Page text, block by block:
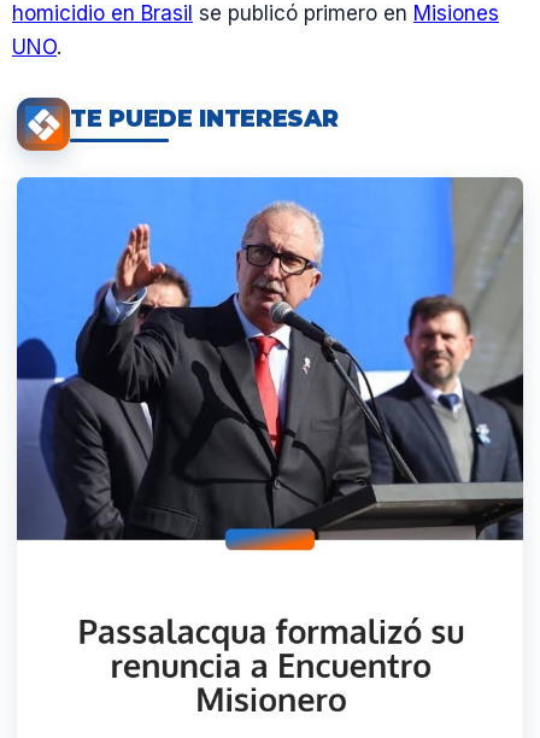
homicidio en Brasil se publicó primero en Misiones
UNO.
TE PUEDE INTERESAR